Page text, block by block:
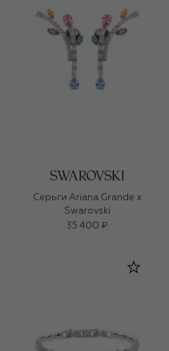
Серьги Ariana Grande x
Swarovski
35 400 ₽